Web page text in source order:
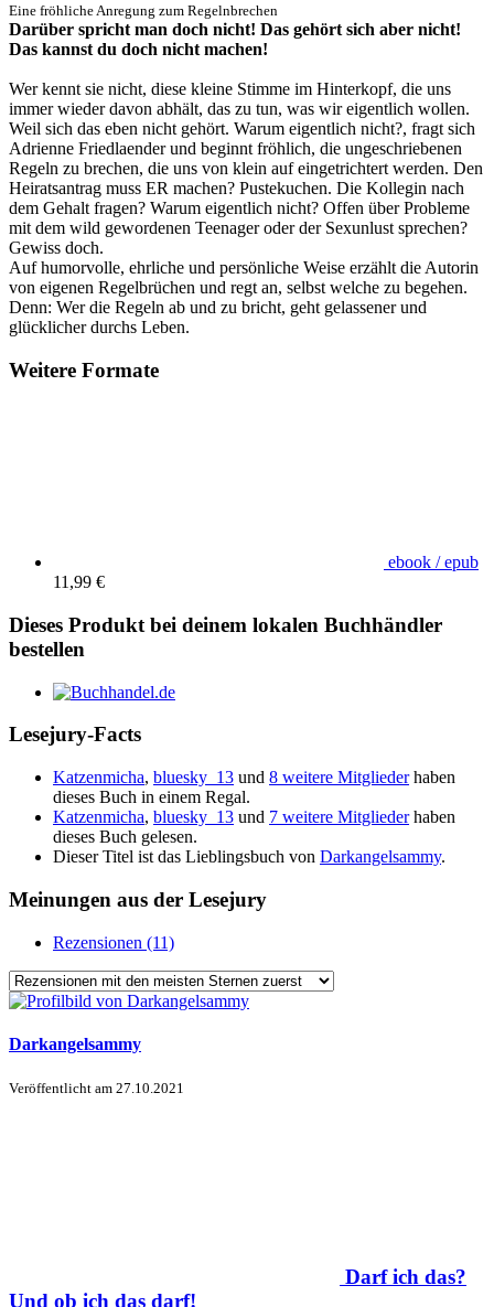
Eine fröhliche Anregung zum Regelnbrechen
Darüber spricht man doch nicht! Das gehört sich aber nicht!
Das kannst du doch nicht machen!
Wer kennt sie nicht, diese kleine Stimme im Hinterkopf, die uns
immer wieder davon abhält, das zu tun, was wir eigentlich wollen.
Weil sich das eben nicht gehört. Warum eigentlich nicht?, fragt sich
Adrienne Friedlaender und beginnt fröhlich, die ungeschriebenen
Regeln zu brechen, die uns von klein auf eingetrichtert werden. Den
Heiratsantrag muss ER machen? Pustekuchen. Die Kollegin nach
dem Gehalt fragen? Warum eigentlich nicht? Offen über Probleme
mit dem wild gewordenen Teenager oder der Sexunlust sprechen?
Gewiss doch.
Auf humorvolle, ehrliche und persönliche Weise erzählt die Autorin
von eigenen Regelbrüchen und regt an, selbst welche zu begehen.
Denn: Wer die Regeln ab und zu bricht, geht gelassener und
glücklicher durchs Leben.
Weitere Formate
ebook / epub
11,99 €
Dieses Produkt bei deinem lokalen Buchhändler
bestellen
Lesejury-Facts
Katzenmicha, bluesky_13 und 8 weitere Mitgliederhaben
dieses Buch in einem Regal.
Katzenmicha, bluesky_13 und 7 weitere Mitgliederhaben
dieses Buch gelesen.
Dieser Titel ist das Lieblingsbuch von Darkangelsammy.
Meinungen aus der Lesejury
Rezensionen (11)
Darkangelsammy
Veröffentlicht am 27.10.2021
Darf ich das?
Und ob ich das darf!